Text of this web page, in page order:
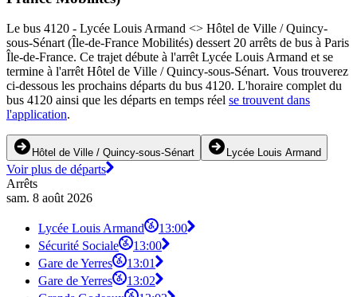
Le bus 4120 - Lycée Louis Armand <> Hôtel de Ville / Quincy-
sous-Sénart (Île-de-France Mobilités) dessert 20 arrêts de bus à Paris
Île-de-France. Ce trajet débute à l'arrêt Lycée Louis Armand et se
termine à l'arrêt Hôtel de Ville / Quincy-sous-Sénart. Vous trouverez
ci-dessous les prochains départs du bus 4120. L'horaire complet du
bus 4120 ainsi que les départs en temps réel se trouvent dans
l'application.
Hôtel de Ville / Quincy-sous-Sénart Lycée Louis Armand
Voir plus de départs
Arrêts
sam. 8 août 2026
Lycée Louis Armand
13:00
Sécurité Sociale
13:00
Gare de Yerres
13:01
Gare de Yerres
13:02